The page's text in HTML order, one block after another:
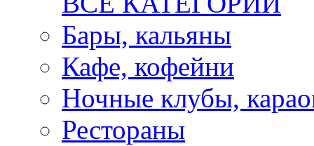
Бары, кальяны
Кафе, кофейни
Ночные клубы,
Рестораны